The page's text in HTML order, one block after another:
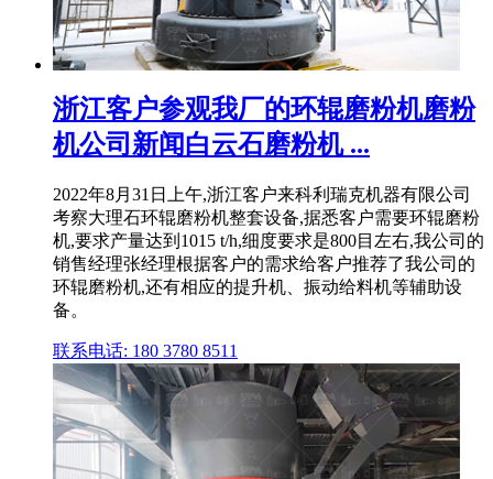
浙江客户参观我厂的环辊磨粉机磨粉
机公司新闻白云石磨粉机 ...
2022年8月31日上午,浙江客户来科利瑞克机器有限公司
考察大理石环辊磨粉机整套设备,据悉客户需要环辊磨粉
机,要求产量达到1015 t/h,细度要求是800目左右,我公司的
销售经理张经理根据客户的需求给客户推荐了我公司的
环辊磨粉机,还有相应的提升机、振动给料机等辅助设
备。
联系电话: 180 3780 8511